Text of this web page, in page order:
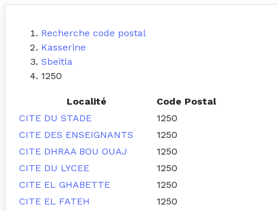
Recherche code postal
Kasserine
Sbeitla
1250
Localité
Code Postal
CITE DU STADE
1250
CITE DES ENSEIGNANTS
1250
CITE DHRAA BOU OUAJ
1250
CITE DU LYCEE
1250
CITE EL GHABETTE
1250
CITE EL FATEH
1250